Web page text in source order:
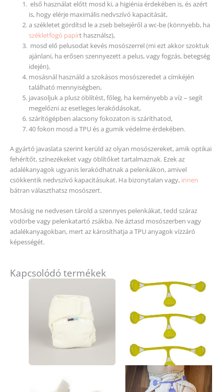
első használat előtt mosd ki, a higiénia érdekében is, és azért
is, hogy elérje maximális nedvszívó kapacitását,
a székletet gördítsd le a zseb belsejéről a wc-be (könnyebb, ha
székletfogó papírt használsz),
mosd elő pelusodat kevés mosószerrel (mi ezt akkor szoktuk
ajánlani, ha erősen szennyezett a pelus, vagy fogzás, betegség
idején),
mosásnál használd a szokásos mosószeredet a címkéjén
található mennyiségben,
javasoljuk a plusz öblítést, főleg, ha keményebb a víz – segít
megelőzni az esetleges lerakódásokat,
szárítógépben alacsony fokozaton is száríthatod,
40 fokon mosd a TPU és a gumik védelme érdekében.
A gyártó javaslata szerint kerüld az olyan mosószereket, amik optikai
fehérítőt, színezékeket vagy öblítőket tartalmaznak. Ezek az
adalékanyagok ugyanis lerakódhatnak a pelenkákon, amivel
csökkentik nedvszívó kapacitásukat. Ha bizonytalan vagy, innen
bátran választhatsz mosószert.
Mosásig ne nedvesen tárold a szennyes pelenkákat, tedd száraz
vödörbe vagy pelenkatartó zsákba. Ne áztasd mosószerben vagy
adalékanyagokban, mert az károsíthatja a TPU anyagok vízzáró
képességét.
Kapcsolódó termékek
több
variációja
van.
A
a
termékoldalon
választhatók